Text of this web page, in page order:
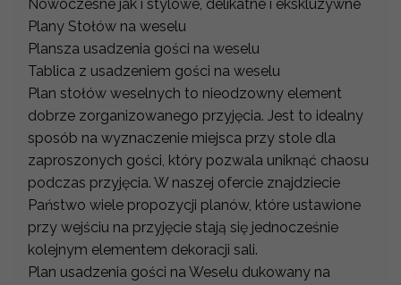
Nowoczesne jak i stylowe, delikatne i ekskluzywne
Plany Stołów na weselu
Plansza usadzenia gości na weselu
Tablica z usadzeniem gości na weselu
Plan stołów weselnych to nieodzowny element
dobrze zorganizowanego przyjęcia. Jest to idealny
sposób na wyznaczenie miejsca przy stole dla
zaproszonych gości, który pozwala uniknąć chaosu
podczas przyjęcia. W naszej ofercie znajdziecie
Państwo wiele propozycji planów, które ustawione
przy wejściu na przyjęcie stają się jednocześnie
kolejnym elementem dekoracji sali.
Plan usadzenia gości na Weselu dukowany na